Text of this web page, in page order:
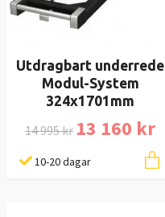
Utdragbart underrede
Modul-System
324x1701mm
14 995 kr 13 160 kr
10-20 dagar